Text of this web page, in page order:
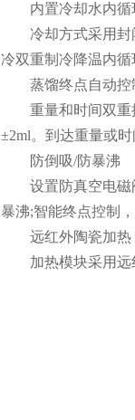
内置冷却水内循
冷却方式采用封闭
冷双重制冷降温内
蒸馏终点自动控
重量和时间双重控
±2ml。到达重量或
防倒吸/防暴沸
设置防真空电磁阀
暴沸;智能终点控制
远红外陶瓷加热
加热模块采用远红